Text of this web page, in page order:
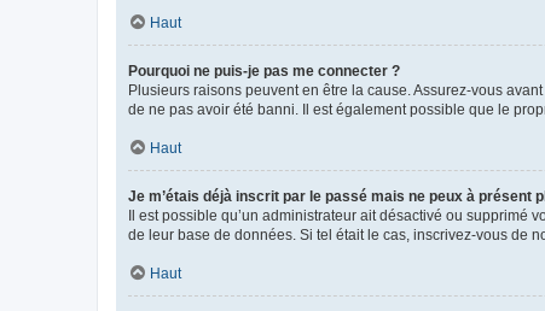
Haut
Pourquoi ne puis-je pas me connecter ?
Plusieurs raisons peuvent en être la cause. Assurez-vous
de ne pas avoir été banni. Il est également possible que le
Haut
Je m’étais déjà inscrit par le passé mais ne peux à présent
Il est possible qu’un administrateur ait désactivé ou supprimé
de leur base de données. Si tel était le cas, inscrivez-vous de
Haut